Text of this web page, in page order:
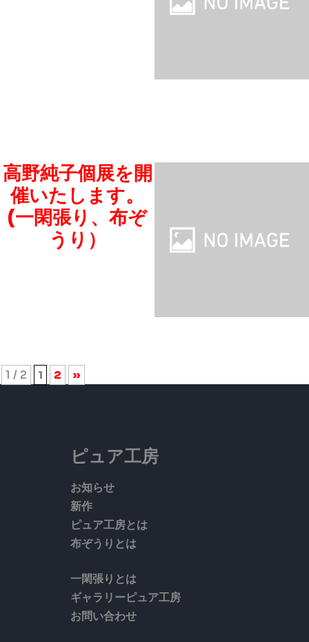
高野純子個展を開
催いたします。
(一閑張り、布ぞ
うり）
1 / 2 1 2 »
ピュア工房
お知らせ
新作
ピュア工房とは
布ぞうりとは
一閑張りとは
ギャラリーピュア工房
お問い合わせ